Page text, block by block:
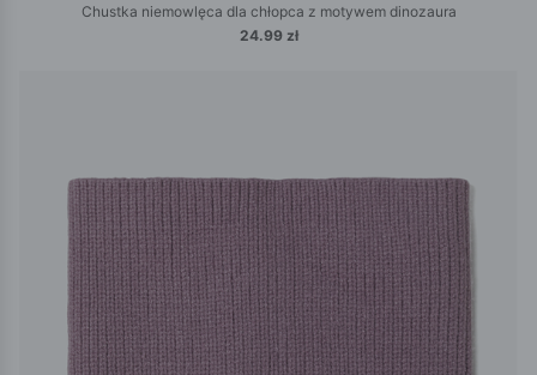
Chustka niemowlęca dla chłopca z motywem dinozaura
24.99 zł